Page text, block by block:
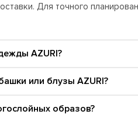
Для точного
AZURI?
или блузы AZURI?
образов?